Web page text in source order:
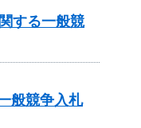
する一般競
般競争入札